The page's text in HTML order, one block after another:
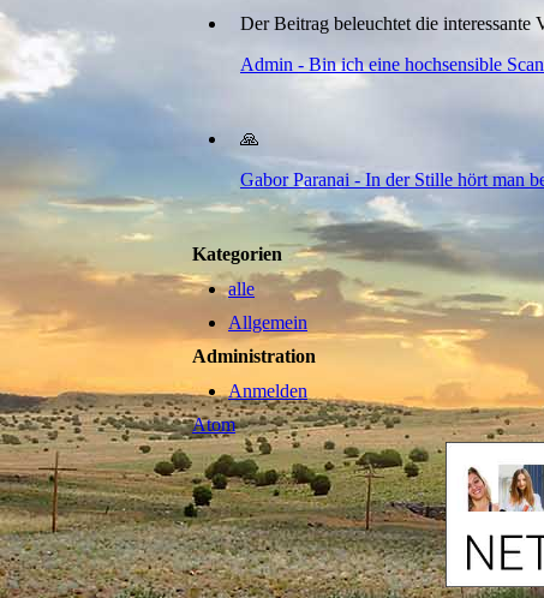
Der Beitrag beleuchtet die
Admin - Bin ich eine hochsensible
🙏
Gabor Paranai - In der Stille hört man
Kategorien
alle
Allgemein
Administration
Anmelden
Atom